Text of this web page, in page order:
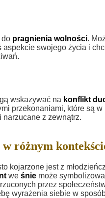
do pragnienia wolności.
aspekcie swojego życia i
wskazywać na konflikt
przekonaniami, które są w
z zewnątrz.
w różnym
kojarzone jest z
we śnie może
przez
wyrażenia siebie w